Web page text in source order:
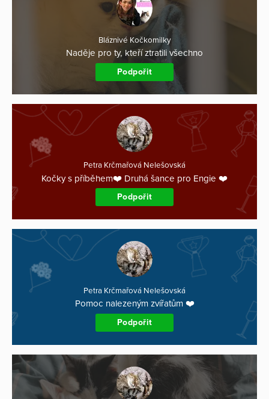
Bláznivé Kočkomilky
Naděje pro ty, kteří ztratili všechno
Podpořit
Petra Krčmařová Nelešovská
Kočky s příběhem❤️ Druhá šance pro Engie ❤️
Podpořit
Petra Krčmařová Nelešovská
Pomoc nalezeným zvířatům ❤️
Podpořit